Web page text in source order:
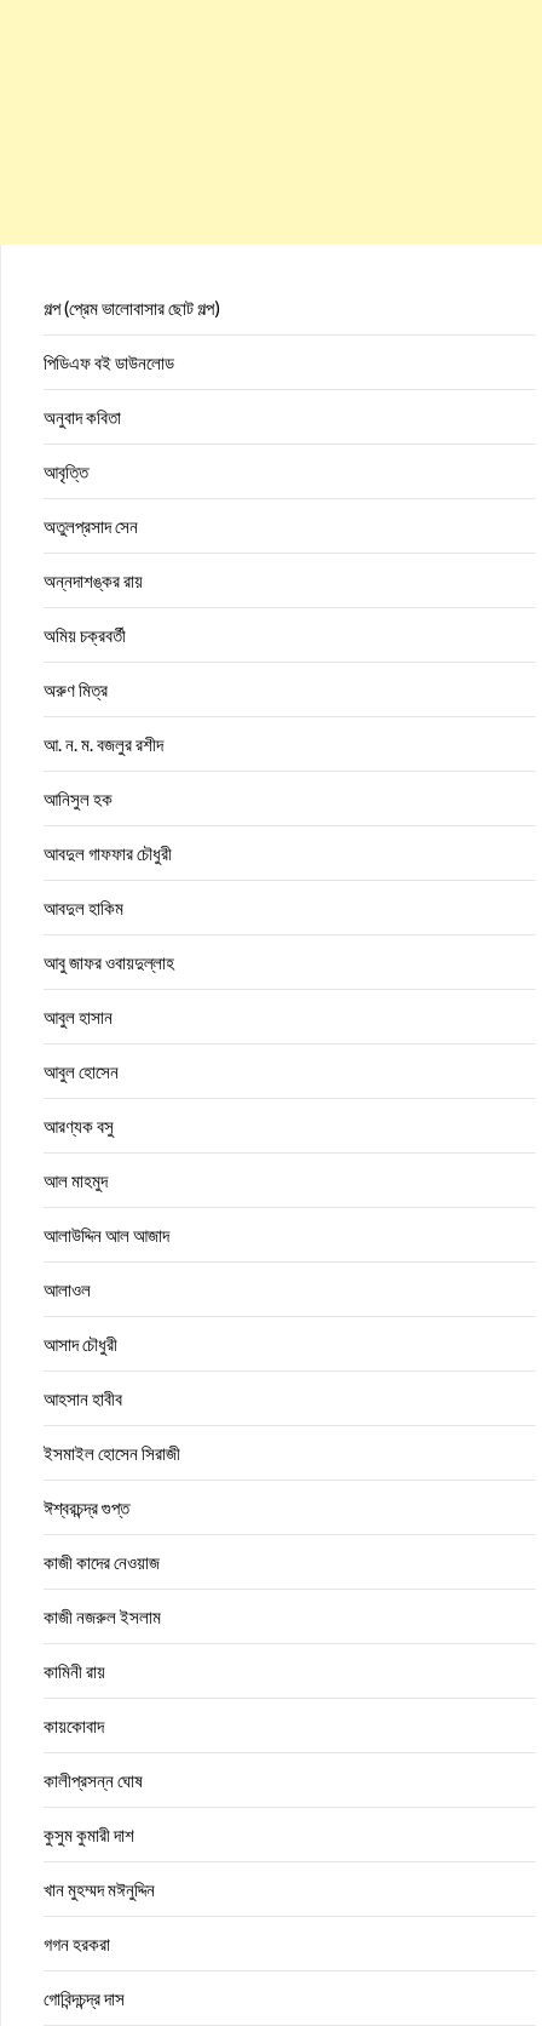
গল্প (প্রেম ভালোবাসার ছোট গল্প)
পিডিএফ বই ডাউনলোড
অনুবাদ কবিতা
আবৃত্তি
অতুলপ্রসাদ সেন
অন্নদাশঙ্কর রায়
অমিয় চক্রবর্তী
অরুণ মিত্র
আ. ন. ম. বজলুর রশীদ
আনিসুল হক
আবদুল গাফফার চৌধুরী
আবদুল হাকিম
আবু জাফর ওবায়দুল্লাহ
আবুল হাসান
আবুল হোসেন
আরণ্যক বসু
আল মাহমুদ
আলাউদ্দিন আল আজাদ
আলাওল
আসাদ চৌধুরী
আহসান হাবীব
ইসমাইল হোসেন সিরাজী
ঈশ্বরচন্দ্র গুপ্ত
কাজী কাদের নেওয়াজ
কাজী নজরুল ইসলাম
কামিনী রায়
কায়কোবাদ
কালীপ্রসন্ন ঘোষ
কুসুম কুমারী দাশ
খান মুহম্মদ মঈনুদ্দিন
গগন হরকরা
গোবিন্দচন্দ্র দাস